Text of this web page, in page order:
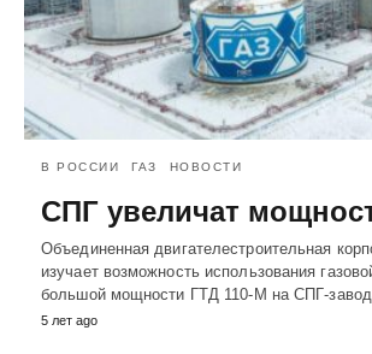
В РОССИИ ГАЗ НОВОСТИ
СПГ увеличат
Объединенная двигателестроительная
изучает возможность использования
большой мощности ГТД 110-М на СПГ-
5 лет ago